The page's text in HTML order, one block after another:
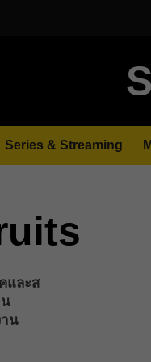
Series & Streaming
และส
น